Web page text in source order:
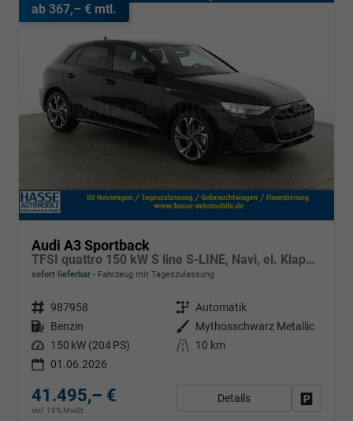
ab 367,– € mtl.
Audi A3 Sportback
TFSI quattro 150 kW S line S-LINE, Navi, el. Klappe, Sound, Winter, 18-Zoll, 3-J. Garantie
sofort lieferbar Fahrzeug mit Tageszulassung
Fahrzeugnr. 987958 Getriebe Automatik
Kraftstoff Benzin Außenfarbe
Mythosschwarz Metallic
Leistung 150 kW (204 PS) Kilometerstand
10 km
01.06.2026
41.495,– €
incl. 19% MwSt.
Details